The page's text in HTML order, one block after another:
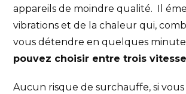
appareils de moindre qualité. Il
vibrations et de la chaleur qui,
vous détendre en quelques
pouvez choisir entre trois
Aucun risque de surchauffe, si vous